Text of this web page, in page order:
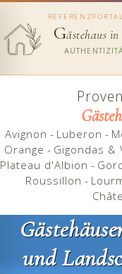
Gästehaus
Avignon - Luberon -
Orange - Gigondas &
Plateau d'Albion -
Roussillon -
und